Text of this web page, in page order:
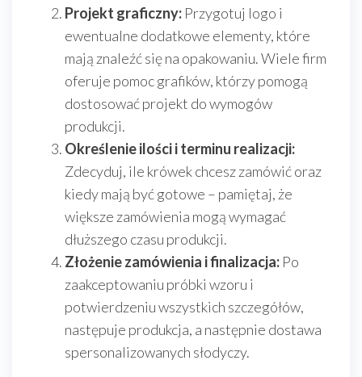
Projekt graficzny: Przygotuj logo i
ewentualne dodatkowe elementy, które
mają znaleźć się na opakowaniu. Wiele firm
oferuje pomoc grafików, którzy pomogą
dostosować projekt do wymogów
produkcji.
Określenie ilości i terminu realizacji:
Zdecyduj, ile krówek chcesz zamówić oraz
kiedy mają być gotowe – pamiętaj, że
większe zamówienia mogą wymagać
dłuższego czasu produkcji.
Złożenie zamówienia i finalizacja: Po
zaakceptowaniu próbki wzoru i
potwierdzeniu wszystkich szczegółów,
następuje produkcja, a następnie dostawa
spersonalizowanych słodyczy.